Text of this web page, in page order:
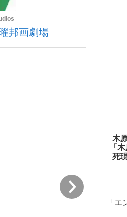
されているのが悲しい」『北の国か
いまさら聞けない資産運用のすべて
邦画劇場
木
「
死
「